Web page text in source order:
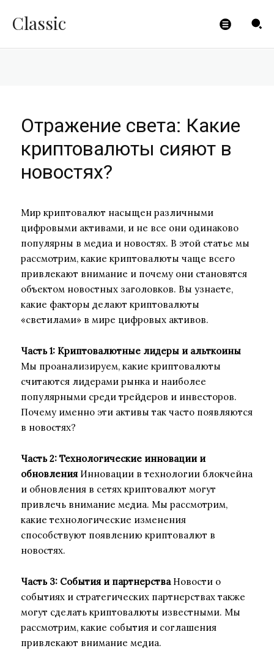
ClassicCLICKPAYMENTS
Отражение света: Какие
криптовалюты сияют в
новостях?
Мир криптовалют насыщен различными
цифровыми активами, и не все они одинаково
популярны в медиа и новостях. В этой статье мы
рассмотрим, какие криптовалюты чаще всего
привлекают внимание и почему они становятся
объектом новостных заголовков. Вы узнаете,
какие факторы делают криптовалюты
«светилами» в мире цифровых активов.
Часть 1: Криптовалютные лидеры и альткоины
Мы проанализируем, какие криптовалюты
считаются лидерами рынка и наиболее
популярными среди трейдеров и инвесторов.
Почему именно эти активы так часто появляются
в новостях?
Часть 2: Технологические инновации и
обновления Инновации в технологии блокчейна
и обновления в сетях криптовалют могут
привлечь внимание медиа. Мы рассмотрим,
какие технологические изменения
способствуют появлению криптовалют в
новостях.
Часть 3: События и партнерстваНовости о
событиях и стратегических партнерствах также
могут сделать криптовалюты известными. Мы
рассмотрим, какие события и соглашения
привлекают внимание медиа.